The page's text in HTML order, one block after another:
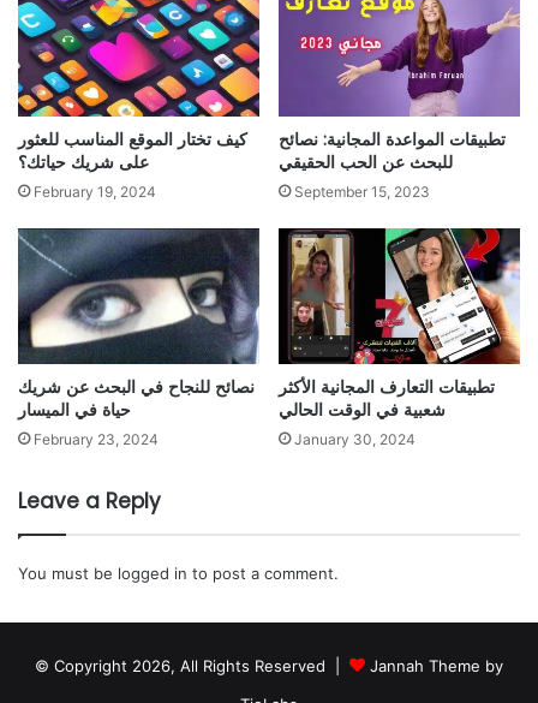
كيف تختار الموقع المناسب للعثور
على شريك حياتك؟
February 19, 2024
تطبيقات المواعدة المجانية: نصائح
للبحث عن الحب الحقيقي
September 15, 2023
نصائح للنجاح في البحث عن شريك
حياة في الميسار
February 23, 2024
تطبيقات التعارف المجانية الأكثر
شعبية في الوقت الحالي
January 30, 2024
Leave a Reply
You must be logged in to post a comment.
© Copyright 2026, All Rights Reserved |
Jannah Theme by